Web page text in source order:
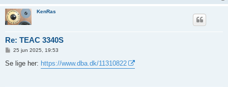
KenRas
Re: TEAC 3340S
d
25 jun 2025, 19:53
Se lige her: https://www.dba.dk/11310822